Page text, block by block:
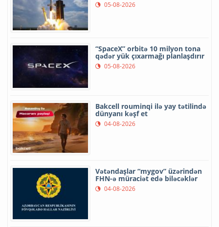
05-08-2026
“SpaceX” orbitə 10 milyon tona
qədər yük çıxarmağı planlaşdırır
05-08-2026
Bakcell rouminqi ilə yay tətilində
dünyanı kəşf et
04-08-2026
Vətəndaşlar “mygov” üzərindən
FHN-ə müraciət edə biləcəklər
04-08-2026